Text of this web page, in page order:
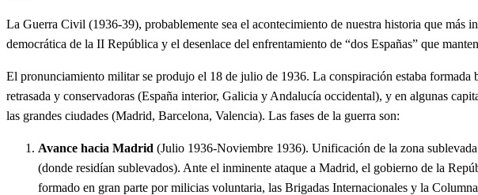
La Guerra Civil (1936-39), probablemente sea el acontecimiento de nuestra historia que
democrática de la II República y el desenlace del enfrentamiento de “dos Españas” que
El pronunciamiento militar se produjo el 18 de julio de 1936. La conspiración estaba
retrasada y conservadoras (España interior, Galicia y Andalucía occidental), y en algunas
las grandes ciudades (Madrid, Barcelona, Valencia). Las fases de la guerra son:
Avance hacia Madrid (Julio 1936-Noviembre 1936). Unificación de la zona
(donde residían sublevados). Ante el inminente ataque a Madrid, el gobierno de la
formado en gran parte por milicias voluntaria, las Brigadas Internacionales y la